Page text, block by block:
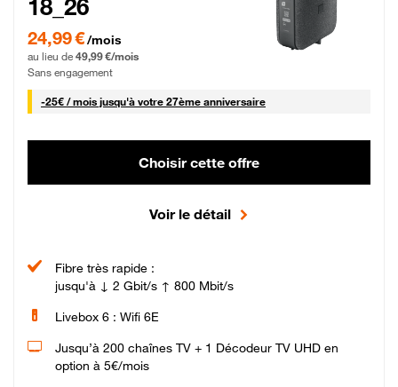
18_26
24,99 € par mois pendant 0 mois puis 49,99 € par mois, Sans engagement
24,99 €/mois
au lieu de 49,99 €/mois
Sans engagement
-25€ / mois25 € par mois
jusqu'à votre 27ème anniversaire
Choisir cette offre
Voir le détail
Fibre très rapide :
jusqu'à ↓ 2 Gbit/s ↑ 800 Mbit/s
Livebox 6 : Wifi 6E
Jusqu’à 200 chaînes TV + 1 Décodeur TV UHD en
option à 5€/mois